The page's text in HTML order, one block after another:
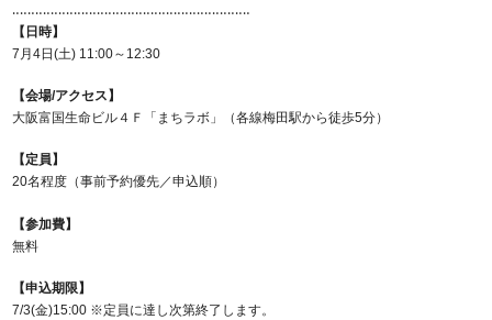
‥‥‥‥‥‥‥‥‥‥‥‥‥‥‥‥‥‥‥‥‥‥‥‥‥‥‥‥‥‥‥
【日時】
7月4日(土) 11:00～12:30
【会場/アクセス】
大阪富国生命ビル４Ｆ「まちラボ」（各線梅田駅から徒歩5分）
【定員】
20名程度（事前予約優先／申込順）
【参加費】
無料
【申込期限】
7/3(金)15:00 ※定員に達し次第終了します。